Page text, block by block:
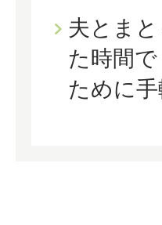
夫とま
た時間
ために